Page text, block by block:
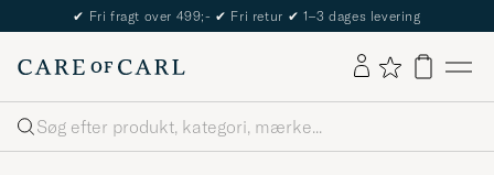
✔ Fri fragt over 499;- ✔ Fri retur ✔ 1–3 dages levering
Søg